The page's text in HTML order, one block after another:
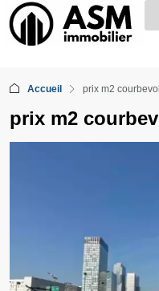
principal
Accueil prix m2
prix m2